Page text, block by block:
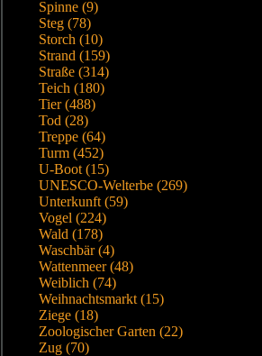
Spinne (9)
Steg (78)
Storch (10)
Strand (159)
Straße (314)
Teich (180)
Tier (488)
Tod (28)
Treppe (64)
Turm (452)
U-Boot (15)
UNESCO-Welterbe (269)
Unterkunft (59)
Vogel (224)
Wald (178)
Waschbär (4)
Wattenmeer (48)
Weiblich (74)
Weihnachtsmarkt (15)
Ziege (18)
Zoologischer Garten (22)
Zug (70)